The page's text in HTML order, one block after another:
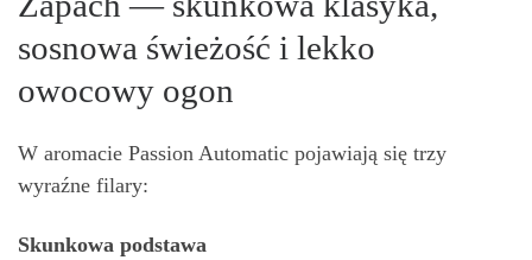
sosnowa świeżość i lekko
owocowy ogon
W aromacie Passion Automatic pojawiają się trzy
wyraźne filary:
Skunkowa podstawa